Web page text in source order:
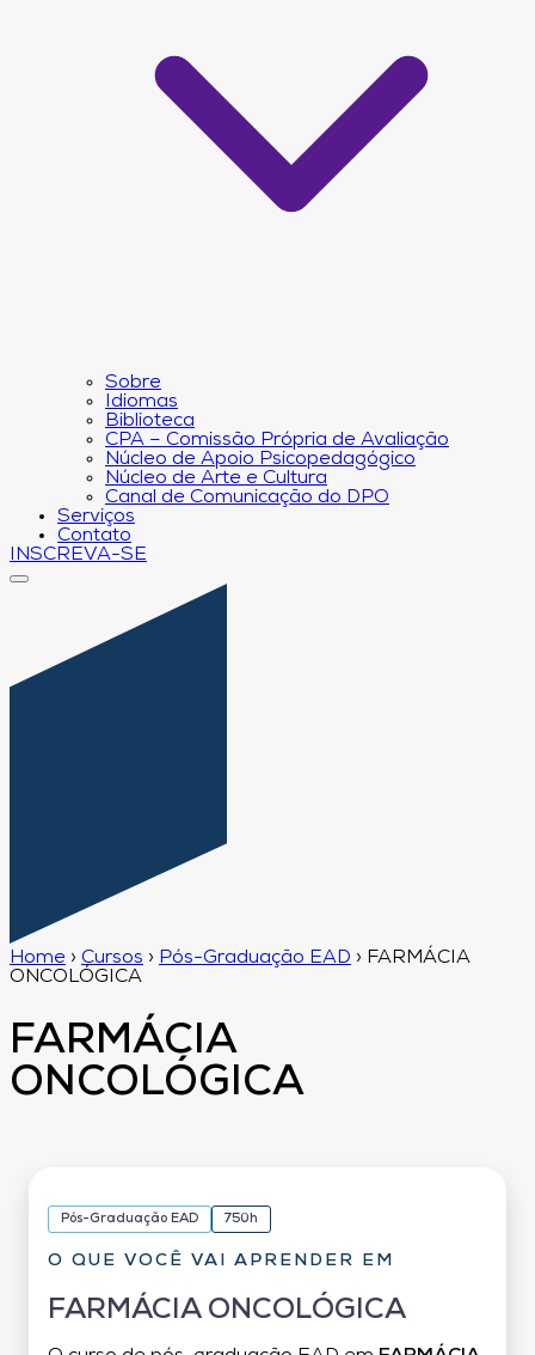
Sobre
Idiomas
Biblioteca
CPA – Comissão Própria de Avaliação
Núcleo de Apoio Psicopedagógico
Núcleo de Arte e Cultura
Canal de Comunicação do DPO
Serviços
Contato
INSCREVA-SE
Home › Cursos › Pós-Graduação EAD › FARMÁCIA
ONCOLÓGICA
FARMÁCIA
ONCOLÓGICA
Pós-Graduação EAD 750h
O QUE VOCÊ VAI APRENDER EM
FARMÁCIA ONCOLÓGICA